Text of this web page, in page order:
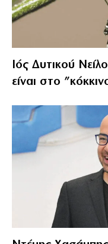
Ιός Δυτικού
είναι στο